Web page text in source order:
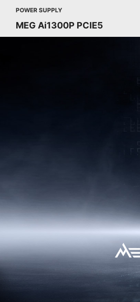
POWER SUPPLY
MEG Ai1300P PCIE5